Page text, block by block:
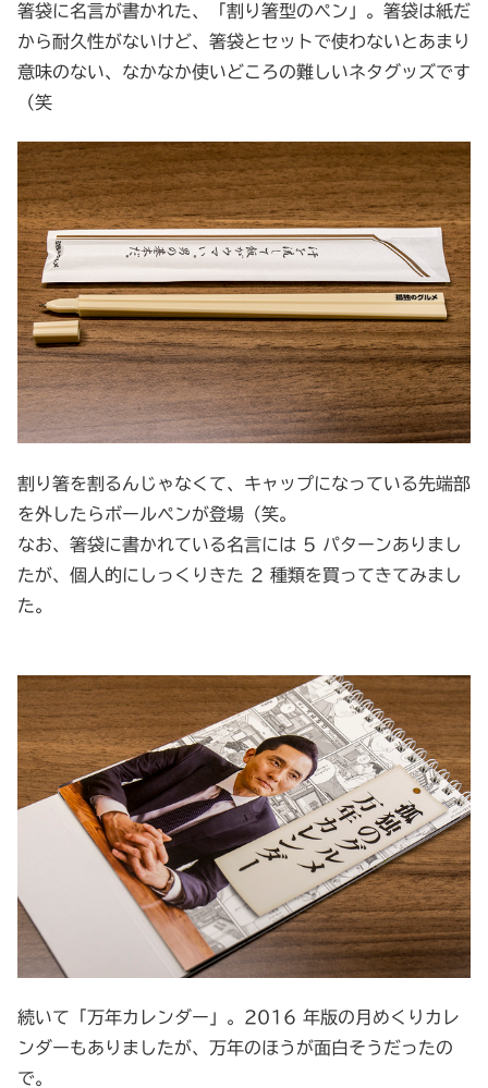
箸袋に名言が書かれた、「割り箸型のペン」。箸袋は紙だ
から耐久性がないけど、箸袋とセットで使わないとあまり
意味のない、なかなか使いどころの難しいネタグッズです
（笑
割り箸を割るんじゃなくて、キャップになっている先端部
を外したらボールペンが登場（笑。
なお、箸袋に書かれている名言には 5 パターンありまし
たが、個人的にしっくりきた 2 種類を買ってきてみまし
た。
続いて「万年カレンダー」。2016 年版の月めくりカレ
ンダーもありましたが、万年のほうが面白そうだったの
で。